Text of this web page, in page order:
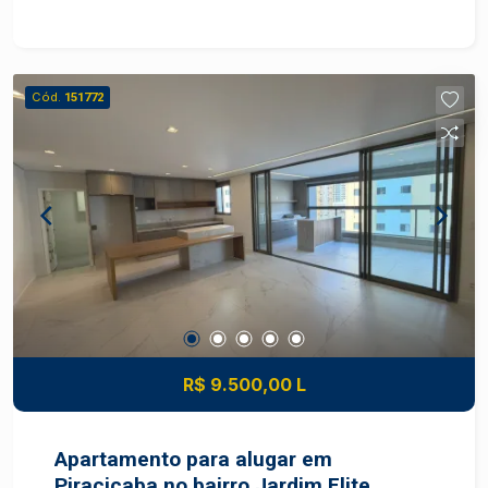
suítes; - Sala com varanda ou sala com ampliação
total ou parcial para a varanda. Piscina de 20
metros, área gourmet, salão de festas, área para
churrasco, academia completa, quadra, salão
jogos, playground, brinquedoteca, espaço office,
pet place. Todos esses espaços estarão
mobiliados para você compartilhar os seus
momentos com a sua família. Além de um espaço
para um mini mercado a ser contratado.
Cód. 151772
R$ 9.500,00 L
Apartamento para alugar em